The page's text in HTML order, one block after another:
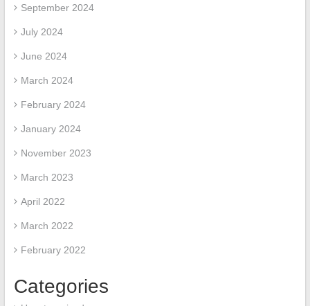
September 2024
July 2024
June 2024
March 2024
February 2024
January 2024
November 2023
March 2023
April 2022
March 2022
February 2022
Categories